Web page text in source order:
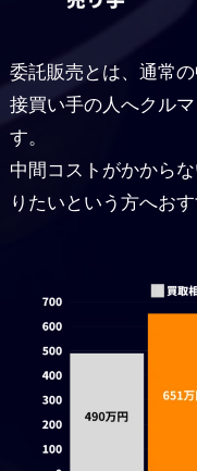
委託販売とは、通常
接買い手の人へクル
す。
中間コストがかから
りたいという方へお